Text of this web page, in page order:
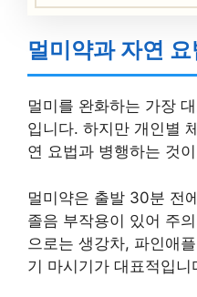
멀미약과 자연
멀미를 완화하는 가장
입니다. 하지만 개인별
연 요법과 병행하는 것
멀미약은 출발 30분 전
졸음 부작용이 있어 주
으로는 생강차, 파인애
기 마시기가 대표적입니